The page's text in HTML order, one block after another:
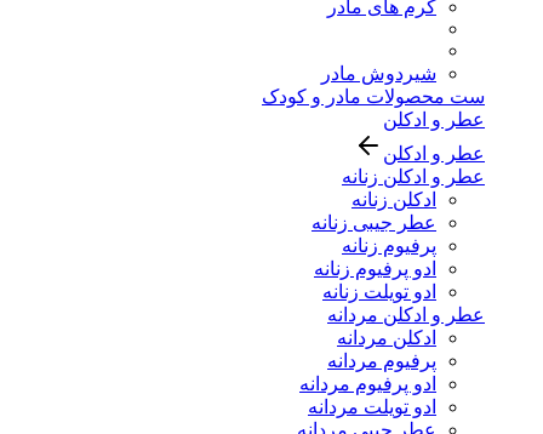
کرم های مادر
شیردوش مادر
ست محصولات مادر و کودک
عطر و ادکلن
عطر و ادکلن
عطر و ادکلن زنانه
ادکلن زنانه
عطر جیبی زنانه
پرفیوم زنانه
ادو پرفیوم زنانه
ادو تویلت زنانه
عطر و ادکلن مردانه
ادکلن مردانه
پرفیوم مردانه
ادو پرفیوم مردانه
ادو تویلت مردانه
عطر جیبی مردانه